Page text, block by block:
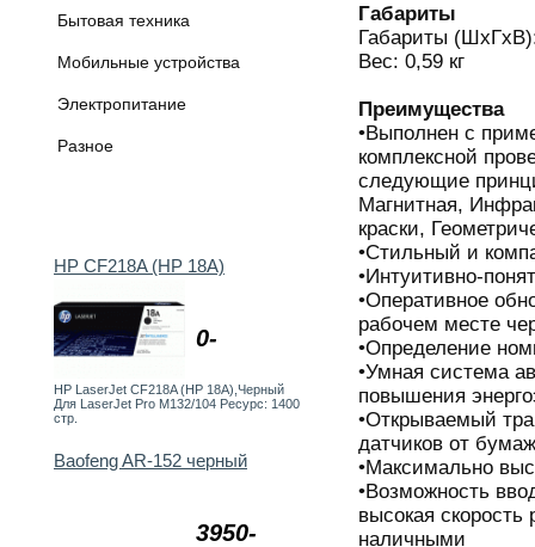
Бытовая техника
Мобильные устройства
Электропитание
Разное
0-
HP CF218A (HP 18A)
HP LaserJet CF218A (HP 18A),Черный
Для LaserJet Pro M132/104 Ресурс: 1400
стр.
3950-
Baofeng AR-152 черный
Габариты
Габариты
Вес: 0,59 кг
Преимущества
•Выполнен с
комплексной
следующие
Магнитная,
краски,
•Стильный и
•Интуитивно-
•Оперативное
рабочем месте
•Определение
•Умная система
повышения
•Открываемый
датчиков от
•Максимально
•Возможность
высокая
наличными